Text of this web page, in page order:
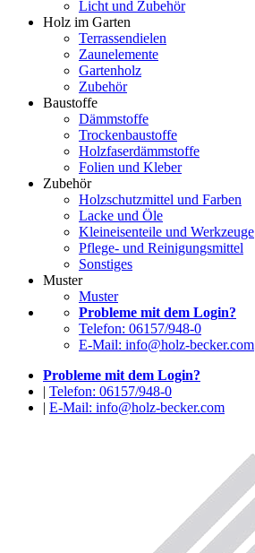
Licht und Zubehör
Holz im Garten
Terrassendielen
Zaunelemente
Gartenholz
Zubehör
Baustoffe
Dämmstoffe
Trockenbaustoffe
Holzfaserdämmstoffe
Folien und Kleber
Zubehör
Holzschutzmittel und Farben
Lacke und Öle
Kleineisenteile und Werkzeuge
Pflege- und Reinigungsmittel
Sonstiges
Muster
Muster
Probleme mit dem Login?
Telefon: 06157/948-0
E-Mail: info@holz-becker.com
Probleme mit dem Login?
| Telefon: 06157/948-0
| E-Mail: info@holz-becker.com